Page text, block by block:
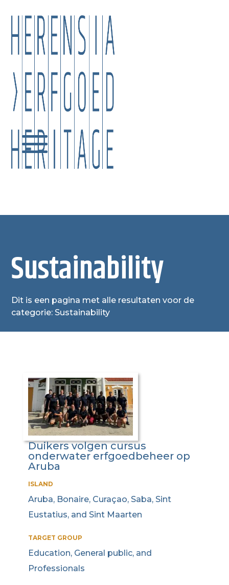
Sustainability
Dit is een pagina met alle resultaten voor de
categorie: Sustainability
Duikers volgen cursus
onderwater erfgoedbeheer op
Aruba
ISLAND
Aruba, Bonaire, Curaçao, Saba, Sint
Eustatius, and Sint Maarten
TARGET GROUP
Education, General public, and
Professionals